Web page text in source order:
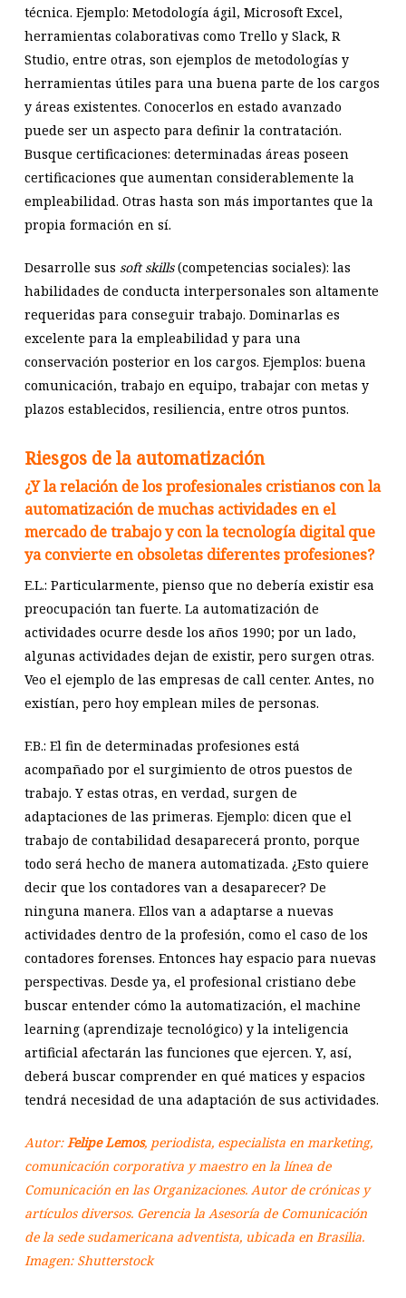
técnica. Ejemplo: Metodología ágil, Microsoft Excel,
herramientas colaborativas como Trello y Slack, R
Studio, entre otras, son ejemplos de metodologías y
herramientas útiles para una buena parte de los cargos
y áreas existentes. Conocerlos en estado avanzado
puede ser un aspecto para definir la contratación.
Busque certificaciones: determinadas áreas poseen
certificaciones que aumentan considerablemente la
empleabilidad. Otras hasta son más importantes que la
propia formación en sí.
Desarrolle sus soft skills(competencias sociales): las
habilidades de conducta interpersonales son altamente
requeridas para conseguir trabajo. Dominarlas es
excelente para la empleabilidad y para una
conservación posterior en los cargos. Ejemplos: buena
comunicación, trabajo en equipo, trabajar con metas y
plazos establecidos, resiliencia, entre otros puntos.
Riesgos de la automatización
¿Y la relación de los profesionales cristianos con la
automatización de muchas actividades en el
mercado de trabajo y con la tecnología digital que
ya convierte en obsoletas diferentes profesiones?
E.L.: Particularmente, pienso que no debería existir esa
preocupación tan fuerte. La automatización de
actividades ocurre desde los años 1990; por un lado,
algunas actividades dejan de existir, pero surgen otras.
Veo el ejemplo de las empresas de call center. Antes, no
existían, pero hoy emplean miles de personas.
F.B.: El fin de determinadas profesiones está
acompañado por el surgimiento de otros puestos de
trabajo. Y estas otras, en verdad, surgen de
adaptaciones de las primeras. Ejemplo: dicen que el
trabajo de contabilidad desaparecerá pronto, porque
todo será hecho de manera automatizada. ¿Esto quiere
decir que los contadores van a desaparecer? De
ninguna manera. Ellos van a adaptarse a nuevas
actividades dentro de la profesión, como el caso de los
contadores forenses. Entonces hay espacio para nuevas
perspectivas. Desde ya, el profesional cristiano debe
buscar entender cómo la automatización, el machine
learning (aprendizaje tecnológico) y la inteligencia
artificial afectarán las funciones que ejercen. Y, así,
deberá buscar comprender en qué matices y espacios
tendrá necesidad de una adaptación de sus actividades.
Autor:Felipe Lemos, periodista, especialista en marketing,
comunicación corporativa y maestro en la línea de
Comunicación en las Organizaciones. Autor de crónicas y
artículos diversos. Gerencia la Asesoría de Comunicación
de la sede sudamericana adventista, ubicada en Brasilia.
Imagen: Shutterstock